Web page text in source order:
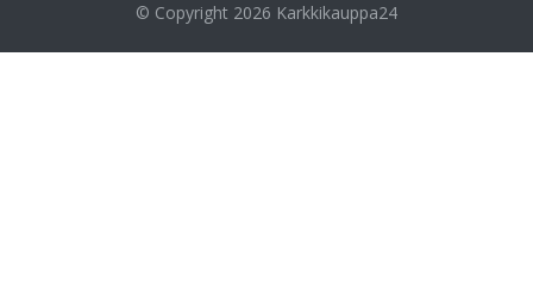
© Copyright 2026 Karkkikauppa24